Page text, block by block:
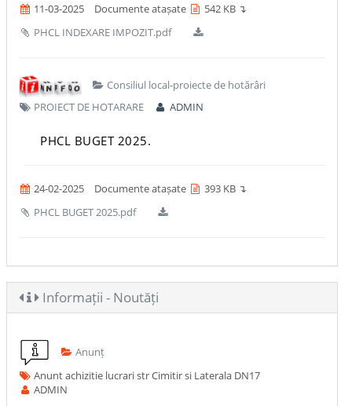
11-03-2025 Documente atașate
542 KB ↴
PHCL INDEXARE IMPOZIT.pdf
Consiliul local-proiecte de hotărâri
PROIECT DE HOTARARE
ADMIN
PHCL BUGET 2025.
24-02-2025 Documente atașate
393 KB ↴
PHCL BUGET 2025.pdf
Informații - Noutăți
Anunț
Anunt achizitie lucrari str Cimitir si Laterala DN17
ADMIN